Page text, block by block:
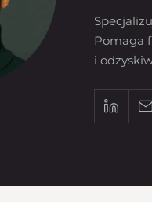
Pomaga
i